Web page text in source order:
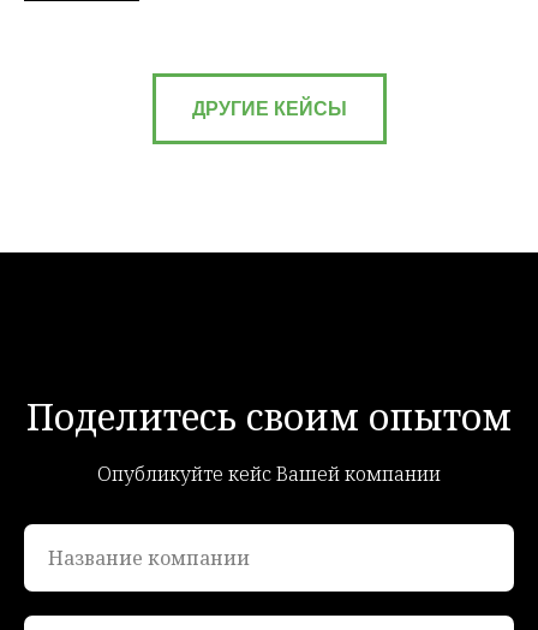
ДРУГИЕ КЕЙСЫ
Поделитесь своим опытом
Опубликуйте кейс Вашей компании